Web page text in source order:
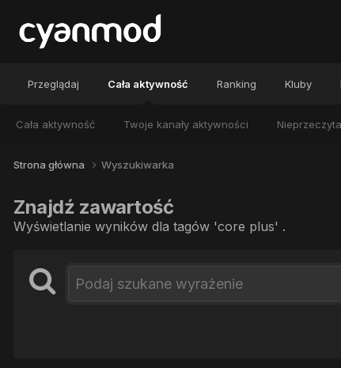
Przeglądaj Cała aktywność
Cała aktywność Twoje kanały aktywności
Ranking Kluby
Strona główna Wyszukiwarka
Znajdź zawartość
Wyświetlanie wyników dla tagów 'core plus' .